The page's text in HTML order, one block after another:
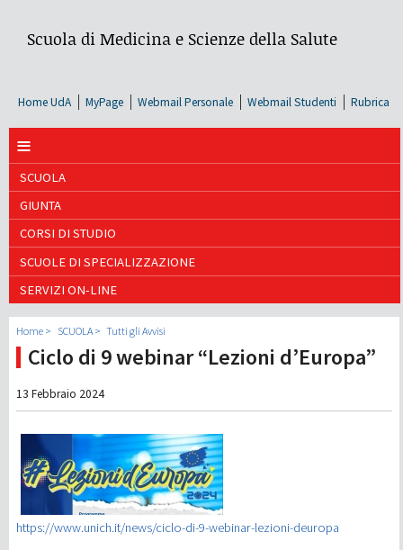
Scuola di Medicina e Scienze della Salute
Home UdA MyPage Webmail Personale Webmail Studenti Rubrica
≡
SCUOLA
GIUNTA
CORSI DI STUDIO
SCUOLE DI SPECIALIZZAZIONE
SERVIZI ON-LINE
Home SCUOLA Tutti gli Avvisi
Ciclo di 9 webinar “Lezioni d’Europa”
13 Febbraio 2024
https://www.unich.it/news/ciclo-di-9-webinar-lezioni-deuropa